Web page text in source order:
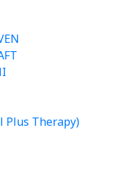
Plus Therapy)